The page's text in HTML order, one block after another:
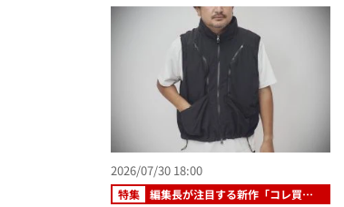
2026/07/30 18:00
特集
編集長が注目する新作「コレ買い